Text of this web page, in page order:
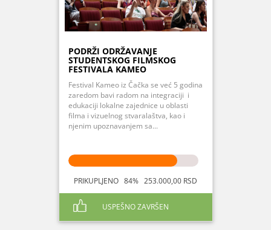
PODRŽI ODRŽAVANJE
STUDENTSKOG FILMSKOG
FESTIVALA KAMEO
Festival Kameo iz Čačka se već 5 godina
zaredom bavi radom na integraciji i
edukaciji lokalne zajednice u oblasti
filma i vizuelnog stvaralaštva, kao i
njenim upoznavanjem sa...
PRIKUPLJENO 84% 253.000,00 RSD
USPEŠNO ZAVRŠEN